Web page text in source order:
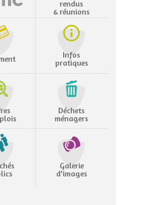
rendus
& réunions
Infos
pratiques
Déchets
ménagers
Galerie
d'images